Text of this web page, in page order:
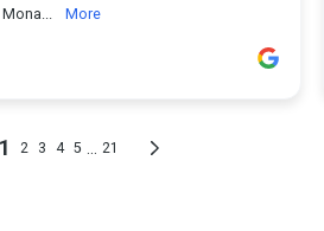
More
1 2 3 4 5 21